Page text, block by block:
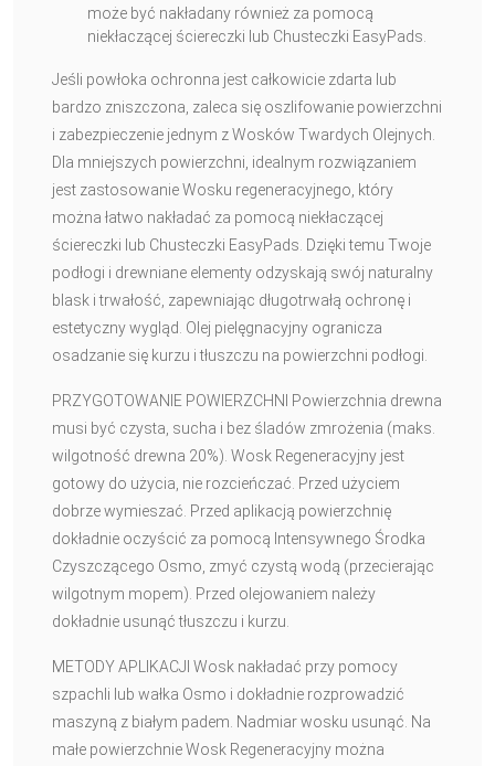
może być nakładany również za pomocą
niekłaczącej ściereczki lub Chusteczki EasyPads.
Jeśli powłoka ochronna jest całkowicie zdarta lub
bardzo zniszczona, zaleca się oszlifowanie powierzchni
i zabezpieczenie jednym z Wosków Twardych Olejnych.
Dla mniejszych powierzchni, idealnym rozwiązaniem
jest zastosowanie Wosku regeneracyjnego, który
można łatwo nakładać za pomocą niekłaczącej
ściereczki lub Chusteczki EasyPads. Dzięki temu Twoje
podłogi i drewniane elementy odzyskają swój naturalny
blask i trwałość, zapewniając długotrwałą ochronę i
estetyczny wygląd. Olej pielęgnacyjny ogranicza
osadzanie się kurzu i tłuszczu na powierzchni podłogi.
PRZYGOTOWANIE POWIERZCHNI Powierzchnia drewna
musi być czysta, sucha i bez śladów zmrożenia (maks.
wilgotność drewna 20%). Wosk Regeneracyjny jest
gotowy do użycia, nie rozcieńczać. Przed użyciem
dobrze wymieszać. Przed aplikacją powierzchnię
dokładnie oczyścić za pomocą Intensywnego Środka
Czyszczącego Osmo, zmyć czystą wodą (przecierając
wilgotnym mopem). Przed olejowaniem należy
dokładnie usunąć tłuszczu i kurzu.
METODY APLIKACJI Wosk nakładać przy pomocy
szpachli lub wałka Osmo i dokładnie rozprowadzić
maszyną z białym padem. Nadmiar wosku usunąć. Na
małe powierzchnie Wosk Regeneracyjny można